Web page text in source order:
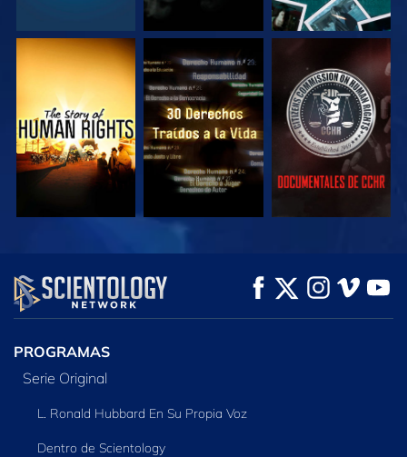
VE VE VE
VE
EXPLORA LAS
SERIES
PROGRAMAS
Serie Original
L. Ronald Hubbard En Su Propia Voz
Dentro de Scientology